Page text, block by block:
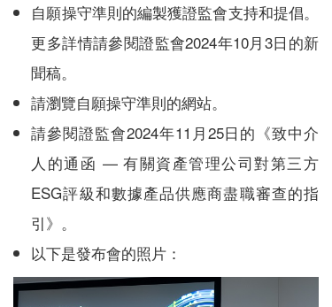
自願操守準則的編製獲證監會支持和提倡。
更多詳情請參閱證監會2024年10月3日的新
聞稿。
請瀏覽自願操守準則的網站。
請參閱證監會2024年11月25日的《致中介
人的通函 — 有關資產管理公司對第三方
ESG評級和數據產品供應商盡職審查的指
引》。
以下是發布會的照片：